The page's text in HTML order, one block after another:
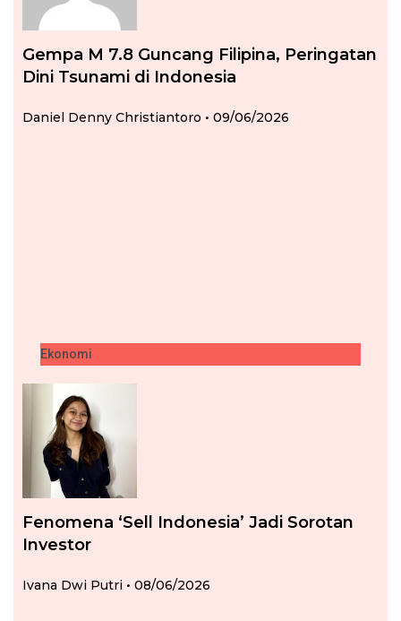
Gempa M 7.8 Guncang Filipina, Peringatan
Dini Tsunami di Indonesia
Daniel Denny Christiantoro 09/06/2026
Ekonomi
Fenomena ‘Sell Indonesia’ Jadi Sorotan
Investor
Ivana Dwi Putri 08/06/2026